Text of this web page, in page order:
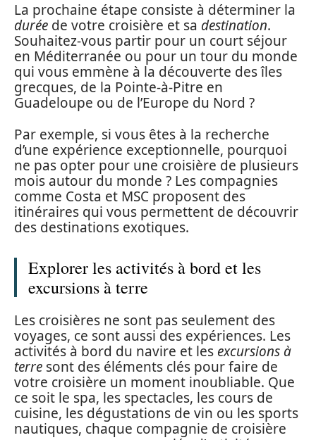
La prochaine étape consiste à déterminer la
durée de votre croisière et sa destination.
Souhaitez-vous partir pour un court séjour
en Méditerranée ou pour un tour du monde
qui vous emmène à la découverte des îles
grecques, de la Pointe-à-Pitre en
Guadeloupe ou de l’Europe du Nord ?
Par exemple, si vous êtes à la recherche
d’une expérience exceptionnelle, pourquoi
ne pas opter pour une croisière de plusieurs
mois autour du monde ? Les compagnies
comme Costa et MSC proposent des
itinéraires qui vous permettent de découvrir
des destinations exotiques.
Explorer les activités à bord et les
excursions à terre
Les croisières ne sont pas seulement des
voyages, ce sont aussi des expériences. Les
activités à bord du navire et les excursions à
terre sont des éléments clés pour faire de
votre croisière un moment inoubliable. Que
ce soit le spa, les spectacles, les cours de
cuisine, les dégustations de vin ou les sports
nautiques, chaque compagnie de croisière